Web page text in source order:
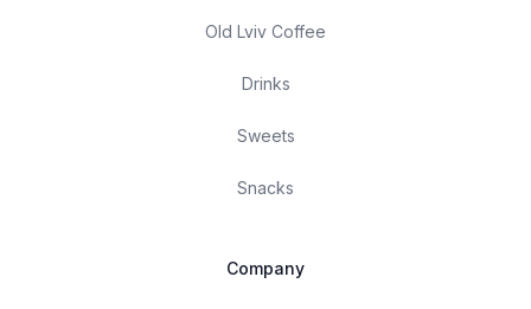
Old Lviv Coffee
Drinks
Sweets
Snacks
Company